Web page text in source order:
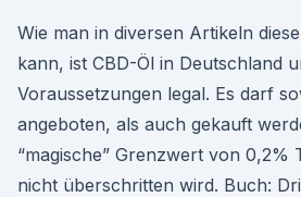
Wie man in diversen Artikeln
kann, ist CBD-Öl in Deutschland
Voraussetzungen legal. Es darf
angeboten, als auch gekauft
“magische” Grenzwert von 0,2%
nicht überschritten wird. Buch: